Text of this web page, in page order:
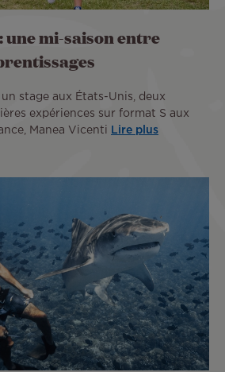
une mi-saison entre
un stage aux États-Unis, deux
expériences sur format S aux
Manea Vicenti
Lire plus